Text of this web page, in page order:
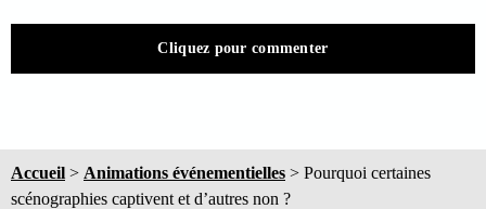
Cliquez pour commenter
Accueil > Animations événementielles > Pourquoi certaines
scénographies captivent et d’autres non ?